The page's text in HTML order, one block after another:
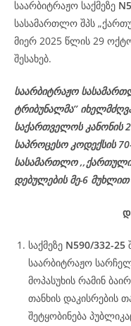
საარბიტრაჟო საქმეზე
სასამართლო შპს
მიერ 2025 წლის 29
შესახებ.
საარბიტრაჟო
ტრიბუნალმა’’
საქართველოს კანონის
საპროცესო კოდექსის
სასამართლო ,,ქართული
დებულების მე-6
დ
საქმეზე N590/332-25
საარბიტრაჟო
მოპასუხის რამინ
თანხის დაკისრების
შეტყობინება